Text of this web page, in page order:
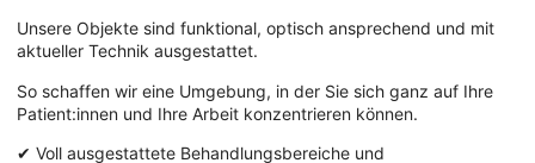
Unsere Objekte sind funktional, optisch ansprechend und mit
aktueller Technik ausgestattet.
So schaffen wir eine Umgebung, in der Sie sich ganz auf Ihre
Patient:innen und Ihre Arbeit konzentrieren können.
✔ Voll ausgestattete Behandlungsbereiche und